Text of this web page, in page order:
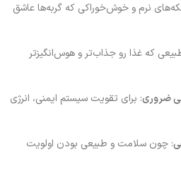
نرم و خوش‌خوراکی که گربه‌ها عاشق
که غذا رو جذاب‌تر و هوس‌انگیزتر
ضروری: برای تقویت سیستم ایمنی، انرژی
: چون سلامت و طبیعی بودن اولویت